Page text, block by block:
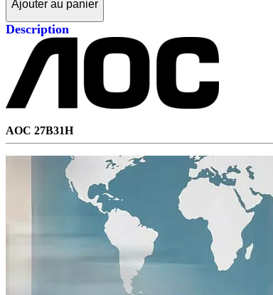
Ajouter au panier
Description
AOC 27B31H